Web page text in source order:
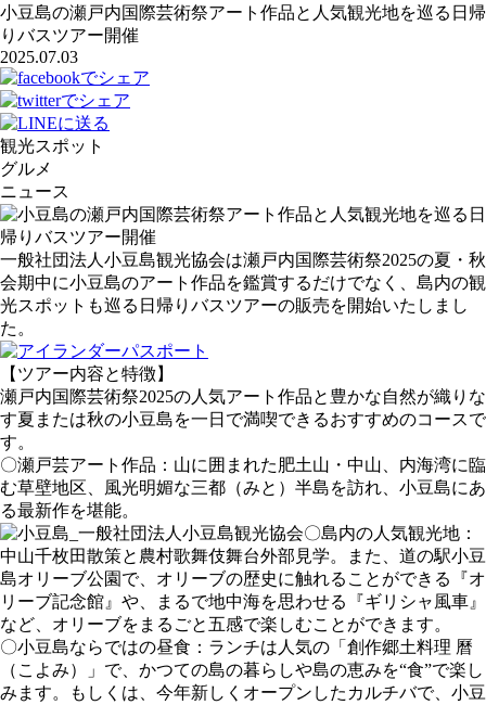
小豆島の瀬戸内国際芸術祭アート作品と人気観光地を巡る日帰
りバスツアー開催
2025.07.03
観光スポット
グルメ
ニュース
一般社団法人小豆島観光協会は瀬戸内国際芸術祭2025の夏・秋
会期中に小豆島のアート作品を鑑賞するだけでなく、島内の観
光スポットも巡る日帰りバスツアーの販売を開始いたしまし
た。
【ツアー内容と特徴】
瀬戸内国際芸術祭2025の人気アート作品と豊かな自然が織りな
す夏または秋の小豆島を一日で満喫できるおすすめのコースで
す。
〇瀬戸芸アート作品：山に囲まれた肥土山・中山、内海湾に臨
む草壁地区、風光明媚な三都（みと）半島を訪れ、小豆島にあ
る最新作を堪能。
〇島内の人気観光地：
中山千枚田散策と農村歌舞伎舞台外部見学。また、道の駅小豆
島オリーブ公園で、オリーブの歴史に触れることができる『オ
リーブ記念館』や、まるで地中海を思わせる『ギリシャ風車』
など、オリーブをまるごと五感で楽しむことができます。
〇小豆島ならではの昼食：ランチは人気の「創作郷土料理 曆
（こよみ）」で、かつての島の暮らしや島の恵みを“食”で楽し
みます。もしくは、今年新しくオープンしたカルチバで、小豆